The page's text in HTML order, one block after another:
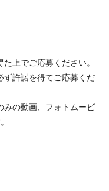
上でご応募ください。
ず許諾を得てご応募くだ
みの動画、フォトムービ